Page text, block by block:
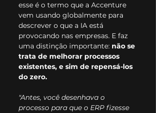
esse é o termo que a Accenture
vem usando globalmente para
descrever o que a IA está
provocando nas empresas. E faz
uma distinção importante: não se
trata de melhorar processos
existentes, e sim de repensá-los
do zero.
"Antes, você desenhava o
processo para que o ERP fizesse